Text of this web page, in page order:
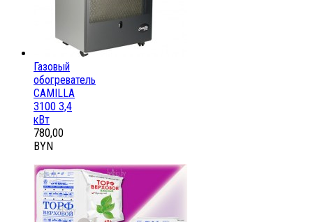
Газовый
обогреватель
CAMILLA
3100 3,4
кВт
780,00
BYN